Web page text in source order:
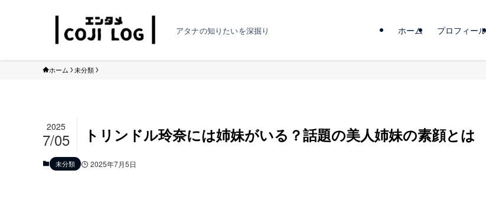
アタナの知りたいを深掘り ホーム プロフィール
ホーム 未分類
トリンドル玲奈には姉妹がいる？話題の美人姉妹の素顔とは
2025
7/05
未分類 2025年7月5日